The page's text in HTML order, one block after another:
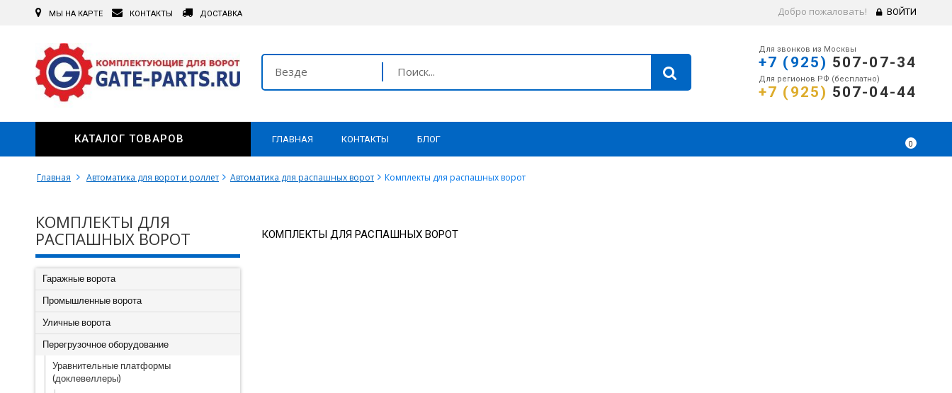
Добро пожаловать! ВОЙТИ
МЫ НА КАРТЕ КОНТАКТЫ ДОСТАВКА
Везде
Для звонков из Москвы
+7 (925) 507-07-34
Для регионов РФ (бесплатно)
+7 (925) 507-04-44
0
ГЛАВНАЯ КОНТАКТЫ БЛОГ
КАТАЛОГ ТОВАРОВ
Главная Автоматика для ворот и роллет Автоматика для распашных ворот Комплекты для распашных ворот
КОМПЛЕКТЫ ДЛЯ
РАСПАШНЫХ ВОРОТ
Гаражные ворота
Промышленные ворота
Уличные ворота
Перегрузочное оборудование
Уравнительные платформы
(доклевеллеры)
КОМПЛЕКТЫ ДЛЯ РАСПАШНЫХ ВОРОТ